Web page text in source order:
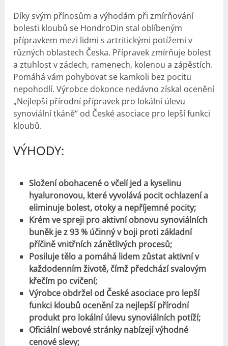
Díky svým přínosům a výhodám při zmírňování
bolesti kloubů se HondroDin stal oblíbeným
přípravkem mezi lidmi s artritickými potížemi v
různých oblastech Česka. Přípravek zmírňuje bolest
a ztuhlost v zádech, ramenech, kolenou a zápěstích.
Pomáhá vám pohybovat se kamkoli bez pocitu
nepohodlí. Výrobce dokonce nedávno získal ocenění
„Nejlepší přírodní přípravek pro lokální úlevu
synoviální tkáně“ od České asociace pro lepší funkci
kloubů.
VÝHODY:
Složení obohacené o včelí jed a kyselinu
hyaluronovou, které vyvolává pocit ochlazení a
eliminuje bolest, otoky a nepříjemné pocity;
Krém ve spreji pro aktivní obnovu synoviálních
buněk je z 93 % účinný v boji proti základní
příčině vnitřních zánětlivých procesů;
Posiluje tělo a pomáhá lidem zůstat aktivní v
každodenním životě, čímž předchází svalovým
křečím po cvičení;
Výrobce obdržel od České asociace pro lepší
funkci kloubů ocenění za nejlepší přírodní
produkt pro lokální úlevu synoviálních potíží;
Oficiální webové stránky nabízejí výhodné
cenové slevy;